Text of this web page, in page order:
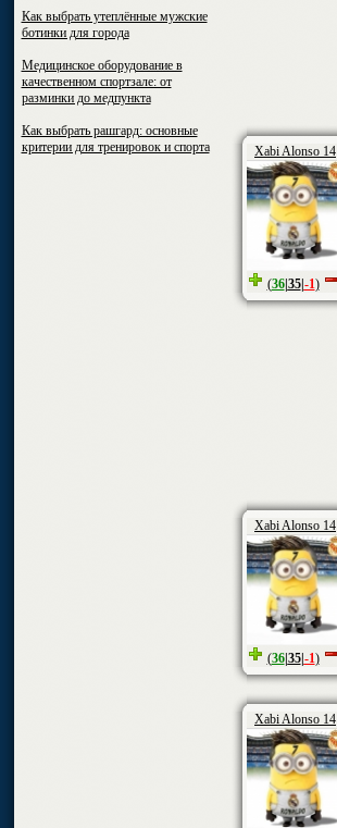
Как выбрать утеплённые мужские
ботинки для города
Медицинское оборудование в
качественном спортзале: от
разминки до медпункта
Как выбрать рашгард: основные
критерии для тренировок и спорта
Xabi Alonso 14
(36| 35| -1)
Xabi Alonso 14
(36| 35| -1)
Xabi Alonso 14